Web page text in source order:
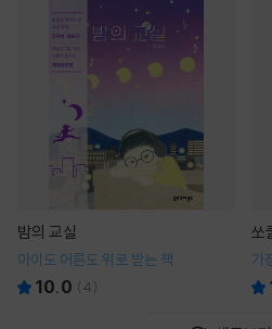
밤의 교실
아이도 어른도 위로 받는 책
10.0 (4)
쏘
가